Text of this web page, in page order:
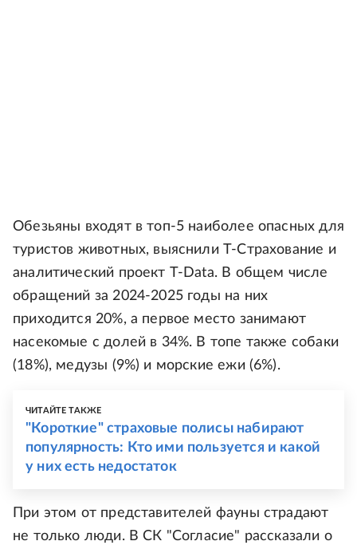
Обезьяны входят в топ-5 наиболее опасных для
туристов животных, выяснили Т-Страхование и
аналитический проект T-Data. В общем числе
обращений за 2024-2025 годы на них
приходится 20%, а первое место занимают
насекомые с долей в 34%. В топе также собаки
(18%), медузы (9%) и морские ежи (6%).
ЧИТАЙТЕ ТАКЖЕ
"Короткие" страховые полисы набирают
популярность: Кто ими пользуется и какой
у них есть недостаток
При этом от представителей фауны страдают
не только люди. В СК "Согласие" рассказали о